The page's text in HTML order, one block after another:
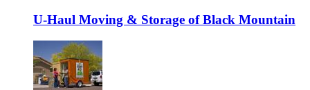
U-Haul Moving & Storage of Black Mountain